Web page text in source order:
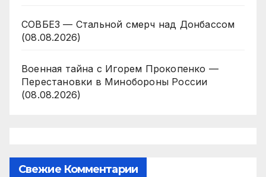
СОВБЕЗ — Стальной смерч над Донбассом
(08.08.2026)
Военная тайна с Игорем Прокопенко —
Перестановки в Минобороны России
(08.08.2026)
Свежие Комментарии